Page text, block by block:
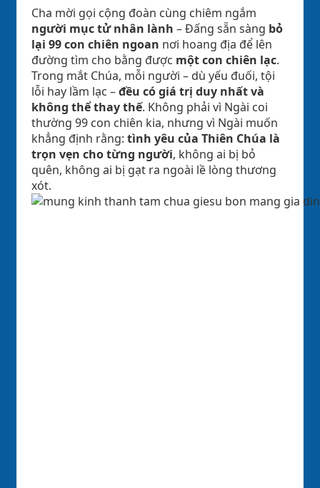
Cha mời gọi cộng đoàn cùng chiêm ngắm
người mục tử nhân lành – Đấng sẵn sàng bỏ
lại 99 con chiên ngoan nơi hoang địa để lên
đường tìm cho bằng được một con chiên lạc.
Trong mắt Chúa, mỗi người – dù yếu đuối, tội
lỗi hay lầm lạc –đều có giá trị duy nhất và
không thể thay thế. Không phải vì Ngài coi
thường 99 con chiên kia, nhưng vì Ngài muốn
khẳng định rằng: tình yêu của Thiên Chúa là
trọn vẹn cho từng người, không ai bị bỏ
quên, không ai bị gạt ra ngoài lề lòng thương
xót.